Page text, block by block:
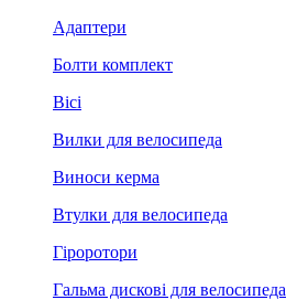
Адаптери
Болти комплект
Вісі
Вилки для велосипеда
Виноси керма
Втулки для велосипеда
Гіроротори
Гальма дискові для велосипеда